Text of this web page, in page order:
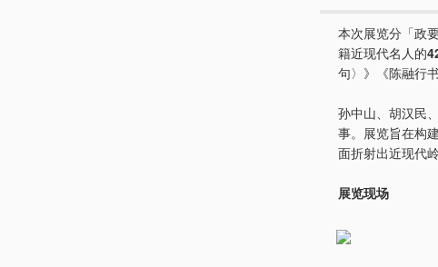
本次展览分「政
籍近现代名人的
句〉》《陈融行
孙中山、胡汉民
事。展览旨在构
面折射出近现代
展览现场